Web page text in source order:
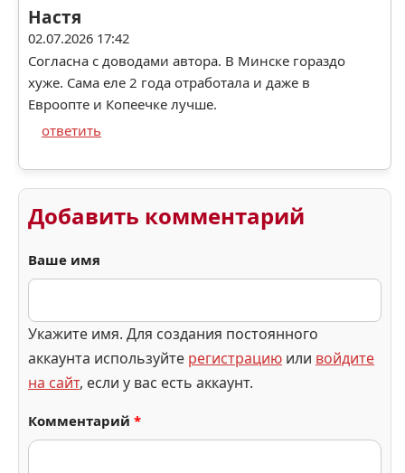
Настя
02.07.2026 17:42
Согласна с доводами автора. В Минске гораздо
хуже. Сама еле 2 года отработала и даже в
Евроопте и Копеечке лучше.
ответить
Добавить комментарий
Ваше имя
Укажите имя. Для создания постоянного
аккаунта используйте регистрацию или войдите
на сайт, если у вас есть аккаунт.
Комментарий *